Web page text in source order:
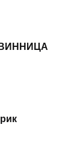
ВИННИЦА